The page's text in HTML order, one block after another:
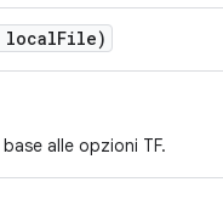
localFile)
alle opzioni TF.